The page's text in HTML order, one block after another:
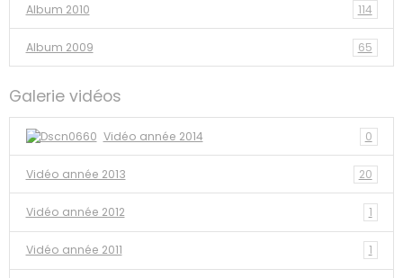
Album 2010 114
Album 2009 65
Galerie vidéos
Vidéo année 2014 0
Vidéo année 2013 20
Vidéo année 2012 1
Vidéo année 2011 1